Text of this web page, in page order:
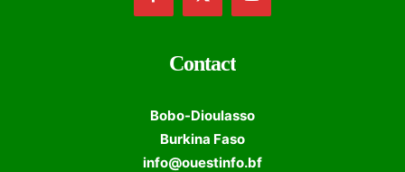
Contact
Bobo-Dioulasso
Burkina Faso
info@ouestinfo.bf